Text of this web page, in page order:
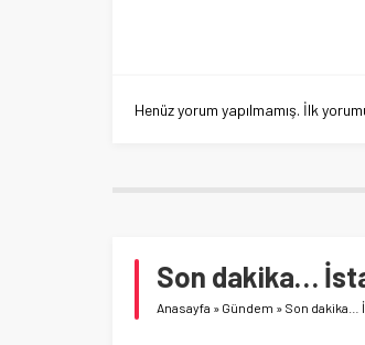
Henüz yorum yapılmamış. İlk
Son dakika…
Anasayfa » Gündem » Son dakika…